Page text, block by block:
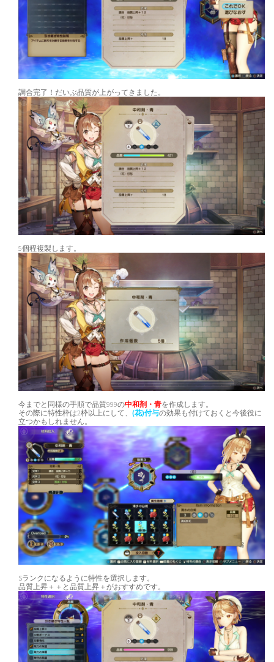
調合完了！だいぶ品質が上がってきました。
5個程複製します。
今までと同様の手順で品質999の中和剤・青を作成します。
その際に特性枠は2枠以上にして、 (花)付与の効果も付けておくと今後役に
立つかもしれません。
Sランクになるように特性を選択します。
品質上昇＋＋と品質上昇＋がおすすめです。